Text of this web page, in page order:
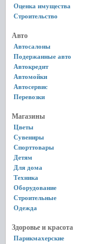
Оценка имущества
Строительство
Авто
Автосалоны
Подержанные авто
Автокредит
Автомойки
Автосервис
Перевозки
Магазины
Цветы
Сувениры
Спорттовары
Детям
Для дома
Техника
Оборудование
Строительные
Одежда
Здоровье и красота
Парикмахерские